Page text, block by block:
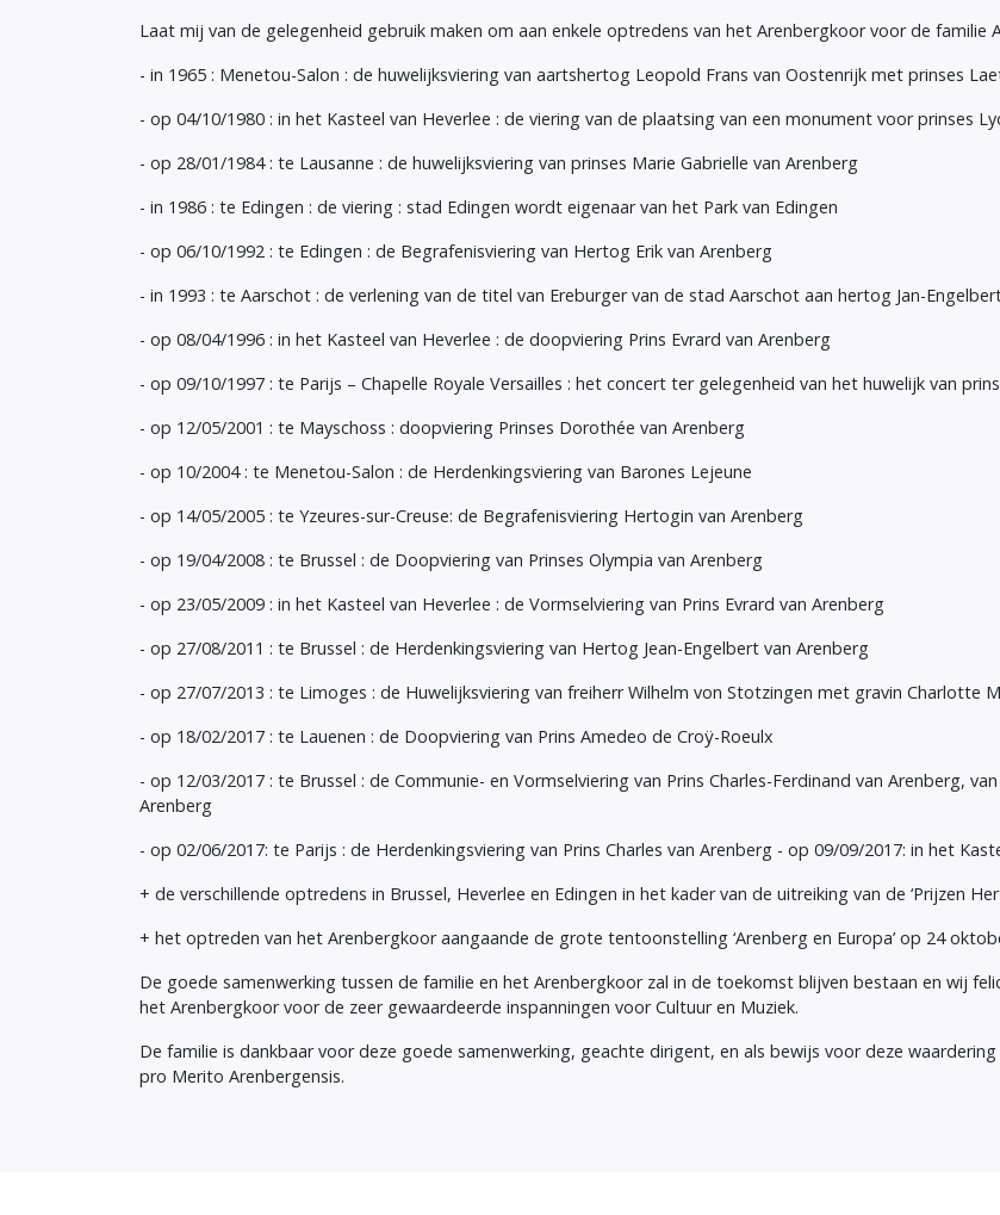
Laat mij van de gelegenheid gebruik maken om aan enkele optredens van het Arenbergkoor voor de familie
- in 1965 : Menetou-Salon : de huwelijksviering van aartshertog Leopold Frans van Oostenrijk met prinses
- op 04/10/1980 : in het Kasteel van Heverlee : de viering van de plaatsing van een monument voor prinses
- op 28/01/1984 : te Lausanne : de huwelijksviering van prinses Marie Gabrielle van Arenberg
- in 1986 : te Edingen : de viering : stad Edingen wordt eigenaar van het Park van Edingen
- op 06/10/1992 : te Edingen : de Begrafenisviering van Hertog Erik van Arenberg
- in 1993 : te Aarschot : de verlening van de titel van Ereburger van de stad Aarschot aan hertog Jan-
- op 08/04/1996 : in het Kasteel van Heverlee : de doopviering Prins Evrard van Arenberg
- op 09/10/1997 : te Parijs – Chapelle Royale Versailles : het concert ter gelegenheid van het huwelijk van
- op 12/05/2001 : te Mayschoss : doopviering Prinses Dorothée van Arenberg
- op 10/2004 : te Menetou-Salon : de Herdenkingsviering van Barones Lejeune
- op 14/05/2005 : te Yzeures-sur-Creuse: de Begrafenisviering Hertogin van Arenberg
- op 19/04/2008 : te Brussel : de Doopviering van Prinses Olympia van Arenberg
- op 23/05/2009 : in het Kasteel van Heverlee : de Vormselviering van Prins Evrard van Arenberg
- op 27/08/2011 : te Brussel : de Herdenkingsviering van Hertog Jean-Engelbert van Arenberg
- op 27/07/2013 : te Limoges : de Huwelijksviering van freiherr Wilhelm von Stotzingen met gravin Charlotte
- op 18/02/2017 : te Lauenen : de Doopviering van Prins Amedeo de Croÿ-Roeulx
- op 12/03/2017 : te Brussel : de Communie- en Vormselviering van Prins Charles-Ferdinand van Arenberg,
Arenberg
- op 02/06/2017: te Parijs : de Herdenkingsviering van Prins Charles van Arenberg - op 09/09/2017: in het
+ de verschillende optredens in Brussel, Heverlee en Edingen in het kader van de uitreiking van de ‘Prijzen
+ het optreden van het Arenbergkoor aangaande de grote tentoonstelling ‘Arenberg en Europa’ op 24
De goede samenwerking tussen de familie en het Arenbergkoor zal in de toekomst blijven bestaan en wij
het Arenbergkoor voor de zeer gewaardeerde inspanningen voor Cultuur en Muziek.
De familie is dankbaar voor deze goede samenwerking, geachte dirigent, en als bewijs voor deze
pro Merito Arenbergensis.